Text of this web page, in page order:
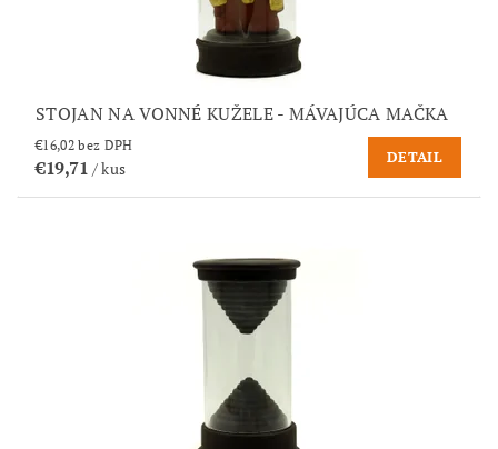
STOJAN NA VONNÉ KUŽELE - MÁVAJÚCA MAČKA
€16,02 bez DPH
€19,71 / kus
DETAIL